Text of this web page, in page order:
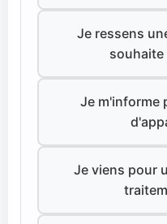
Je ressens
souhaite
Je m'informe
Je viens pour